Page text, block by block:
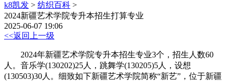
k8凯发 > 纺织百科 >
2024新疆艺术学院专升本招生打算专业
2025-06-07 19:06
<<返回上一级
2024年新疆艺术学院专升本招生专业3个，招生人数60
人。音乐学(130202)25人，跳舞学(130205)5人，设想
(130503)30人。细致如下新疆艺术学院简称“新艺”，位于新疆